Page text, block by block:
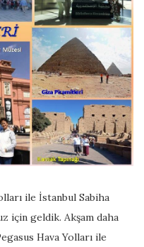
ile İstanbul Sabiha
için geldik. Akşam daha
Hava Yolları ile